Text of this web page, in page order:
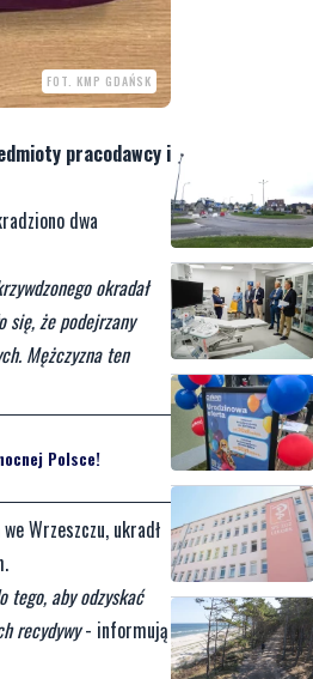
FOT. KMP GDAŃSK
pracodawcy i
dwa
okradał
się, że podejrzany
Mężczyzna ten
Polsce!
Wrzeszczu, ukradł
tego, aby odzyskać
recydywy- informują